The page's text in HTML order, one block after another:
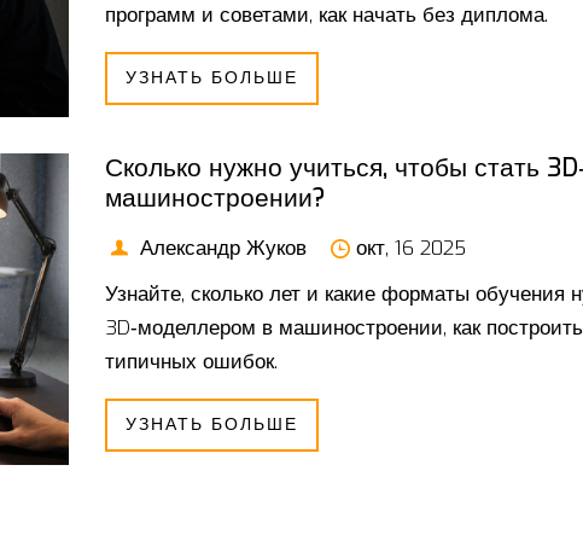
программ и советами, как начать без диплома.
УЗНАТЬ БОЛЬШЕ
Сколько нужно учиться, чтобы стать
машиностроении?
Александр Жуков
окт, 16 2025
Узнайте, сколько лет и какие форматы обучения
3D‑моделлером в машиностроении, как
типичных ошибок.
УЗНАТЬ БОЛЬШЕ